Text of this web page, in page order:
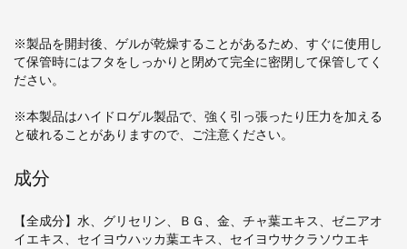
※製品を開封後、ゲルが乾燥することがあるため、すぐに使用し
て保管時にはフタをしっかりと閉めて完全に密閉して保管してく
ださい。
※本製品はハイドロゲル製品で、強く引っ張ったり圧力を加える
と破れることがありますので、ご注意ください。
成分
【全成分】水、グリセリン、ＢＧ、金、チャ葉エキス、ゼニアオ
イエキス、セイヨウハッカ葉エキス、セイヨウサクラソウエキ